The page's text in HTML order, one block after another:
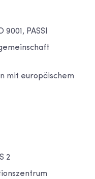
PASSI
mit europäischem
2